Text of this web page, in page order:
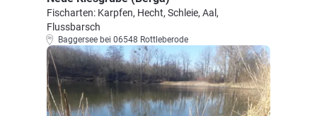
Fischarten: Karpfen, Hecht, Schleie, Aal,
Flussbarsch
Baggersee bei 06548 Rottleberode